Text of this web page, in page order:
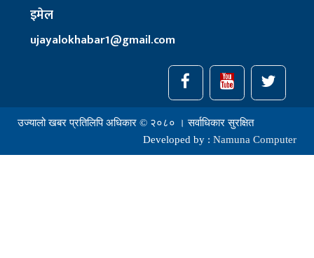
इमेल
ujayalokhabar1@gmail.com
उज्यालो खबर प्रतिलिपि अधिकार © २०८० । सर्वाधिकार सुरक्षित
Developed by : Namuna Computer